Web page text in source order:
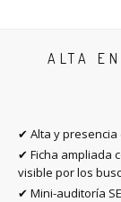
ALTA
✔ Alta y
✔ Ficha ampliada
visible por los
✔ Mini-auditoría